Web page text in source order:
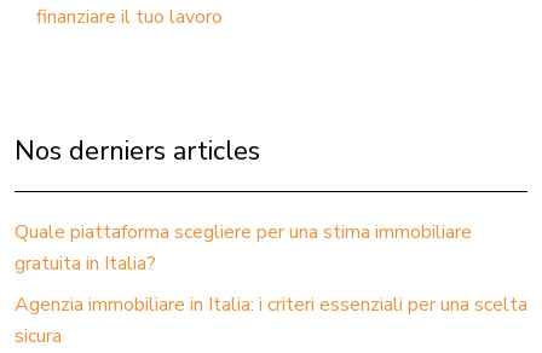
finanziare il tuo lavoro
Nos derniers articles
Quale piattaforma scegliere per una stima immobiliare
gratuita in Italia?
Agenzia immobiliare in Italia: i criteri essenziali per una scelta
sicura